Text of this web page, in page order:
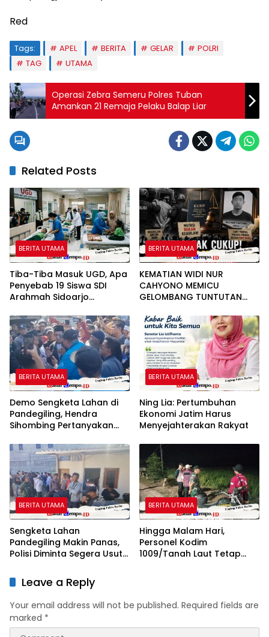
Red
Tags: APEL BERITA GELAR
POLRI
TAG
UTAMA
Operasi Zebra Semeru Polres Tuban
Amankan 21 Remaja Pelaku Balap Liar
Related Posts
BERITA UTAMA
Tiba-Tiba Masuk UGD, Apa
Penyebab 19 Siswa SDI
Arahmah Sidoarjo
BERITA UTAMA
KEMATIAN WIDI NUR
CAHYONO MEMICU
GELOMBANG TUNTUTAN
TAK MENJAWAB
PERTANYAAN HUKUM,
DESAKAN PROSES PIDANA
MENGUAT
BERITA UTAMA
Demo Sengketa Lahan di
Pandegiling, Hendra
Sihombing Pertanyakan
BERITA UTAMA
Ning Lia: Pertumbuhan
Ekonomi Jatim Harus
Menyejahterakan Rakyat
BERITA UTAMA
Sengketa Lahan
Pandegiling Makin Panas,
Polisi Diminta Segera Usut
Kegaduhan Di Surabaya
BERITA UTAMA
Hingga Malam Hari,
Personel Kodim
1009/Tanah Laut Tetap
Leave a Reply
Your email address will not be published. Required fields are
marked *